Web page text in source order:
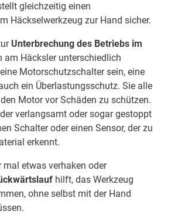
gleichzeitig einen
Häckselwerkzeug zur Hand sicher.
Unterbrechung des Betriebs im
am Häcksler unterschiedlich
Motorschutzschalter sein, eine
ein Überlastungsschutz. Sie alle
Motor vor Schäden zu schützen.
verlangsamt oder sogar gestoppt
Schalter oder einen Sensor, der zu
erkennt.
mal etwas verhaken oder
hilft, das Werkzeug
ohne selbst mit der Hand